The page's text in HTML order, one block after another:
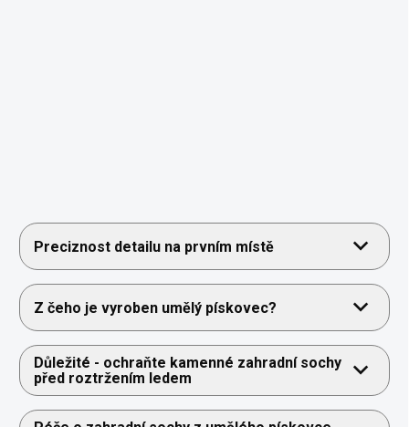
Preciznost detailu na prvním místě
Z čeho je vyroben umělý pískovec?
Důležité - ochraňte kamenné zahradní sochy
před roztržením ledem